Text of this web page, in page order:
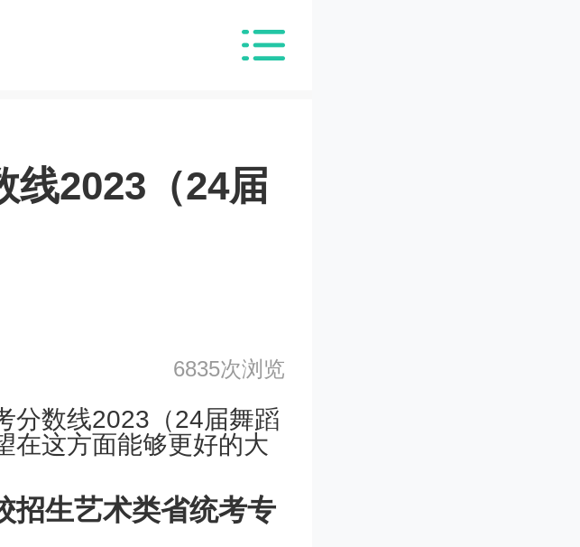
线2023（24届
6835次浏览
分数线2023（24届舞蹈
在这方面能够更好的大
招生艺术类省统考专